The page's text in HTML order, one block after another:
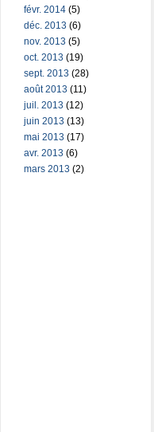
févr. 2014 (5)
déc. 2013 (6)
nov. 2013 (5)
oct. 2013 (19)
sept. 2013 (28)
août 2013 (11)
juil. 2013 (12)
juin 2013 (13)
mai 2013 (17)
avr. 2013 (6)
mars 2013 (2)